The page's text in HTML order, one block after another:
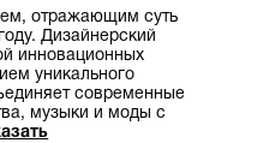
отражающим суть
Дизайнерский
инновационных
уникального
современные
музыки и моды с